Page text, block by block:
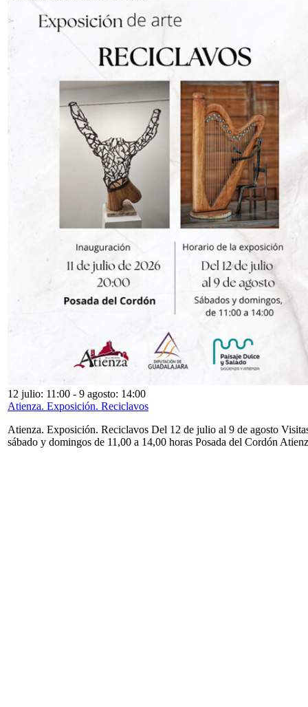
12 julio: 11:00 - 9 agosto: 14:00
Atienza. Exposición. Reciclavos
Atienza. Exposición. Reciclavos Del 12 de julio al 9 de agosto
sábado y domingos de 11,00 a 14,00 horas Posada del Cordón